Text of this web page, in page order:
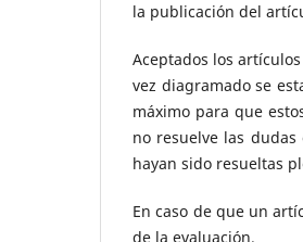
la publicación del
Aceptados los
vez diagramado se
máximo para que
no resuelve las
hayan sido resueltas
En caso de que un
de la evaluación.